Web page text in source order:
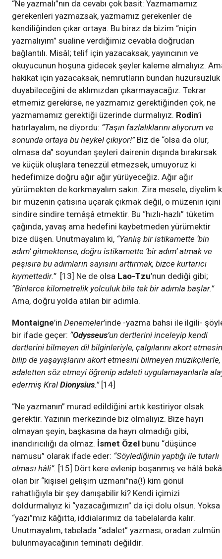
“Ne yazmalı”nın da cevabı çok basit: Yazmamamız
gerekenleri yazmazsak, yazmamız gerekenler de
kendiliğinden çıkar ortaya. Bu biraz da bizim “niçin
yazmalıyım” sualine verdiğimiz cevabla doğrudan
bağlantılı. Misâl; telif için yazacaksak, yayıncının ve
okuyucunun hoşuna gidecek şeyler kaleme almalıyız.
hakikat için yazacaksak, nemrutların bundan huzursuzluk
duyabileceğini de aklımızdan çıkarmayacağız. Tekrar
etmemiz gerekirse, ne yazmamız gerektiğinden çok, ne
yazmamamız gerektiği üzerinde durmalıyız. Rodin’i
hatırlayalım, ne diyordu: “Taşın fazlalıklarını alıyorum ve
sonunda ortaya bu heykel çıkıyor!”Biz de “olsa da olur,
olmasa da” soyundan şeyleri dairenin dışında bırakırsak
ve küçük oluşlara tenezzül etmezsek, umuyoruz ki
hedefimize doğru ağır ağır yürüyeceğiz. Ağır ağır
yürümekten de korkmayalım sakın. Zira mesele, diyelim
bir müzenin çatısına uçarak çıkmak değil, o müzenin içini
sindire sindire temâşâ etmektir. Bu “hızlı-hazlı” tüketim
çağında, yavaş ama hedefini kaybetmeden yürümektir
bize düşen. Unutmayalım ki, “Yanlış bir istikamette ‘bin
adım’ gitmektense, doğru istikamette ‘bir adım’ atmak ve
peşisıra bu adımların sayısını arttırmak, bizce kurtarıcı
kıymettedir.” [13] Ne de olsa Lao-Tzu’nun dediği gibi;
“Binlerce kilometrelik yolculuk bile tek bir adımla başlar.”
Ama, doğru yolda atılan bir adımla.
Montaigne’in Denemeler’inde -yazma bahsi ile ilgili-
bir ifade geçer: “Odysseus’un dertlerini inceleyip kendi
dertlerini bilmeyen dil bilginleriyle, çalgılarını akort
bilip de yaşayışlarını akort etmesini bilmeyen müzikçilerle,
adaletten söz etmeyi öğrenip adaleti uygulamayanlarla
edermiş Kral Dionysius.”[14]
“Ne yazmanın” murad edildiğini artık kestiriyor olsak
gerektir. Yazının merkezinde biz olmalıyız. Bize hayrı
olmayan şeyin, başkasına da hayrı olmadığı gibi,
inandırıcılığı da olmaz. İsmet Özel bunu “düşünce
namusu” olarak ifade eder: “Söylediğinin yaptığı ile tutarlı
olması hâli”. [15] Dört kere evlenip boşanmış ve hâlâ
olan bir “kişisel gelişim uzmanı”na(!) kim gönül
rahatlığıyla bir şey danışabilir ki? Kendi içimizi
doldurmalıyız ki “yazacağımızın” da içi dolu olsun. Yoksa
“yazı”mız kâğıtta, iddialarımız da tabelalarda kalır.
Unutmayalım, tabelada “adalet” yazması, oradan zulmün
bulunmayacağının teminatı değildir.